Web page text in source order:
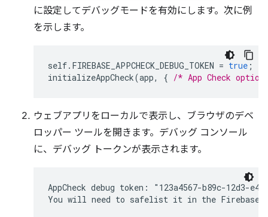
に設定してデバッグモードを有効にします。次に例
を示します。
self. FIREBASE_APPCHECK_DEBUG_TOKEN = true ;
initializeAppCheck(app, { /* App Check
ウェブアプリをローカルで表示し、ブラウザのデベ
ロッパー ツールを開きます。デバッグ コンソール
に、デバッグ トークンが表示されます。
AppCheck debug token: "123a4567-b89c-12d3-